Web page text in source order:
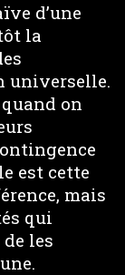
d’une
la
universelle.
on
est cette
mais
qui
les